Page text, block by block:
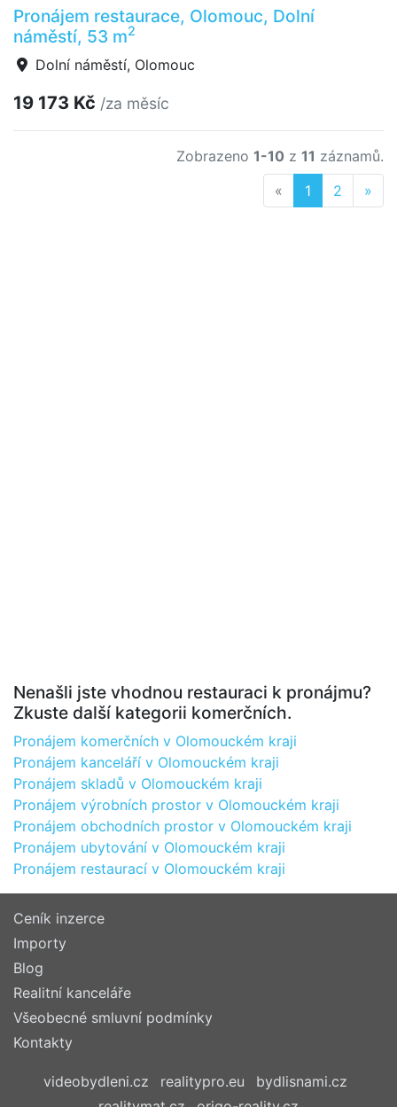
Pronájem restaurace, Olomouc, Dolní
náměstí, 53 m2
Dolní náměstí, Olomouc
19 173 Kč /za měsíc
Zobrazeno 1-10 z 11 záznamů.
« Previous
1 2 »
Nenašli jste vhodnou restauraci k pronájmu?
Zkuste další kategorii komerčních.
Pronájem komerčních v Olomouckém kraji
Pronájem kanceláří v Olomouckém kraji
Pronájem skladů v Olomouckém kraji
Pronájem výrobních prostor v Olomouckém kraji
Pronájem obchodních prostor v Olomouckém kraji
Pronájem ubytování v Olomouckém kraji
Pronájem restaurací v Olomouckém kraji
Ceník inzerce
Importy
Blog
Realitní kanceláře
Všeobecné smluvní podmínky
Kontakty
videobydleni.cz realitypro.eu
bydlisnami.cz